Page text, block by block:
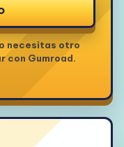
necesitas otro
con Gumroad.